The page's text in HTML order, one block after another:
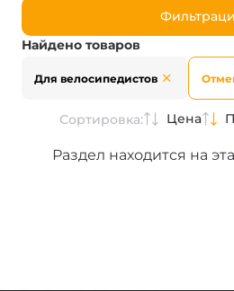
Найдено товаров
Для велосипедистов
Сортировка: Цена
Раздел находится на